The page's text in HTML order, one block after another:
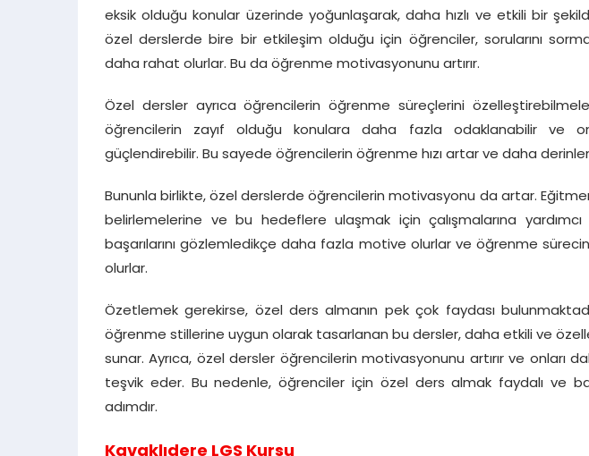
eksik olduğu konular üzerinde yoğunlaşarak, daha hızlı ve etkili bir
özel derslerde bire bir etkileşim olduğu için öğrenciler, sorularını
daha rahat olurlar. Bu da öğrenme motivasyonunu artırır.
Özel dersler ayrıca öğrencilerin öğrenme süreçlerini
öğrencilerin zayıf olduğu konulara daha fazla odaklanabilir ve
güçlendirebilir. Bu sayede öğrencilerin öğrenme hızı artar ve daha
Bununla birlikte, özel derslerde öğrencilerin motivasyonu da artar.
belirlemelerine ve bu hedeflere ulaşmak için çalışmalarına
başarılarını gözlemledikçe daha fazla motive olurlar ve öğrenme
olurlar.
Özetlemek gerekirse, özel ders almanın pek çok faydası
öğrenme stillerine uygun olarak tasarlanan bu dersler, daha etkili ve
sunar. Ayrıca, özel dersler öğrencilerin motivasyonunu artırır ve onları
teşvik eder. Bu nedenle, öğrenciler için özel ders almak faydalı ve
adımdır.
Kavaklıdere LGS Kursu